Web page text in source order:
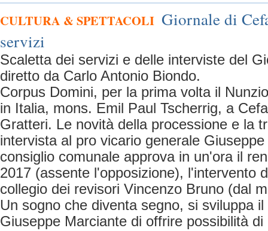
CULTURA & SPETTACOLI Giornale di
servizi
Scaletta dei servizi e delle interviste del
diretto da Carlo Antonio Biondo.
Corpus Domini, per la prima volta il
in Italia, mons. Emil Paul Tscherrig, a
Gratteri. Le novità della processione e la
intervista al pro vicario generale
consiglio comunale approva in un'ora il
2017 (assente l'opposizione), l'intervento
collegio dei revisori Vincenzo Bruno (dal
Un sogno che diventa segno, si sviluppa
Giuseppe Marciante di offrire possibilità